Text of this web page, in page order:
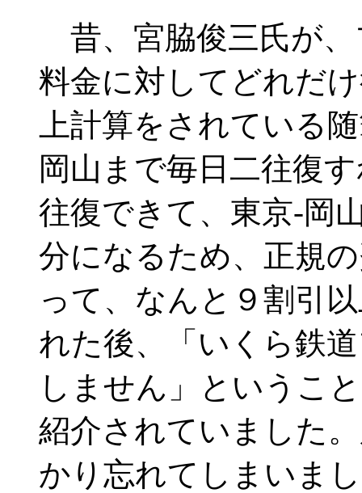
昔、宮脇俊三氏が
料金に対してどれだ
上計算をされている
岡山まで毎日二往復
往復できて、東京-岡
分になるため、正規
って、なんと９割引
れた後、「いくら鉄
しません」というこ
紹介されていました
かり忘れてしまいま